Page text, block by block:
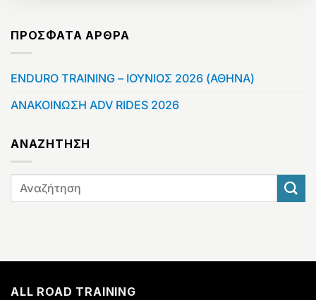
ΠΡΌΣΦΑΤΑ ΆΡΘΡΑ
ENDURO TRAINING – ΙΟΥΝΙΟΣ 2026 (ΑΘΗΝΑ)
ΑΝΑΚΟΙΝΩΣΗ ADV RIDES 2026
ΑΝΑΖΗΤΗΣΗ
ALL ROAD TRAINING